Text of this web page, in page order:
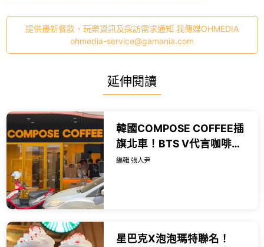
提供最新餐飲、玩樂資訊及採訪需求通知 我傳媒OHMEDIA
ohmedia-service@gamania.com
延伸閱讀
韓國COMPOSE COFFEE插
旗北車！BTS V代言咖啡地
址曝光，台北車站補習街喝
編輯 張人尹
星巴克X泡泡瑪特聯名！